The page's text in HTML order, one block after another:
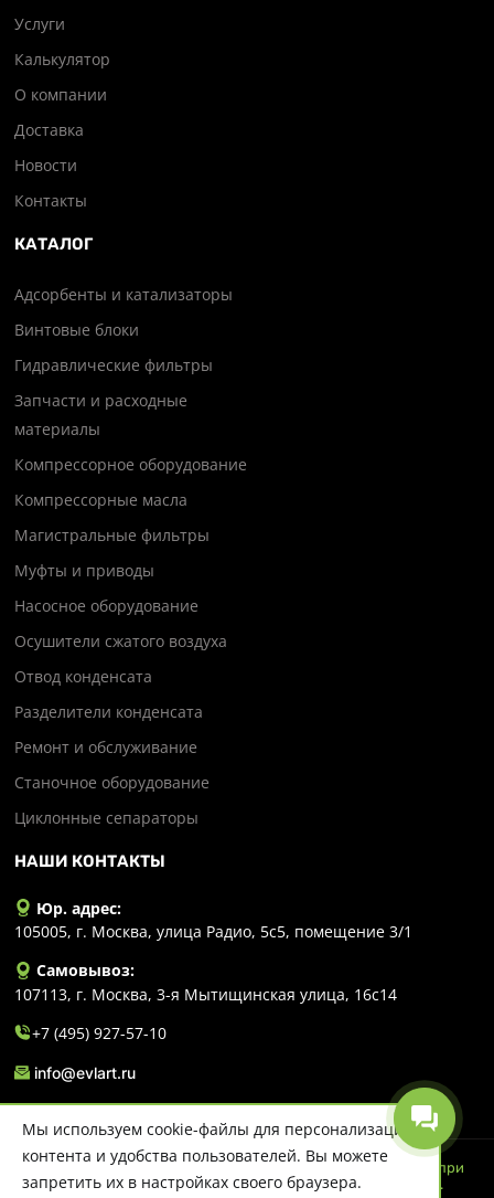
Услуги
Калькулятор
О компании
Доставка
Новости
Контакты
КАТАЛОГ
Адсорбенты и катализаторы
Винтовые блоки
Гидравлические фильтры
Запчасти и расходные
материалы
Компрессорное оборудование
Компрессорные масла
Магистральные фильтры
Муфты и приводы
Насосное оборудование
Осушители сжатого воздуха
Отвод конденсата
Разделители конденсата
Ремонт и обслуживание
Станочное оборудование
Циклонные сепараторы
НАШИ КОНТАКТЫ
Юр. адрес:
105005, г. Москва, улица Радио, 5с5, помещение 3/1
Самовывоз:
107113, г. Москва, 3-я Мытищинская улица, 16с14
+7 (495) 927-57-10
info@evlart.ru
© 2026 Evlart. Сайт несет информационный характер и ни при
каких обстоятельствах не является публичной офертой.
Мы используем cookie-файлы для персонализации
контента и удобства пользователей. Вы можете
запретить их в настройках своего браузера.